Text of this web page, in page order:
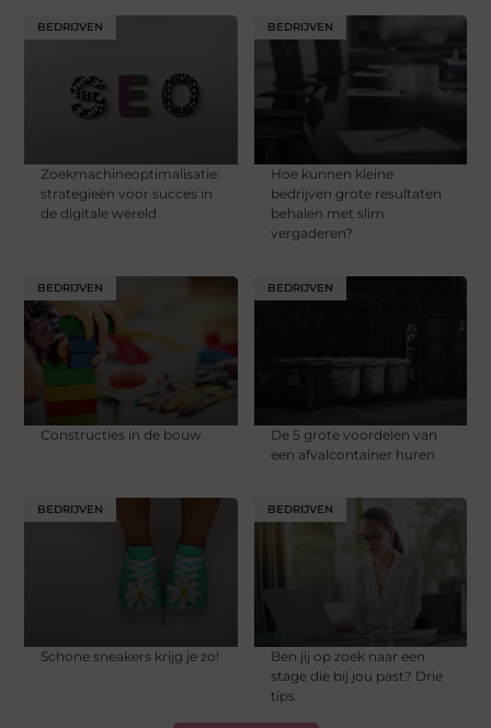
BEDRIJVEN
Zoekmachineoptimalisatie:
strategieën voor succes in
de digitale wereld
BEDRIJVEN
Hoe kunnen kleine
bedrijven grote resultaten
behalen met slim
vergaderen?
BEDRIJVEN
Constructies in de bouw
BEDRIJVEN
De 5 grote voordelen van
een afvalcontainer huren
BEDRIJVEN
Schone sneakers krijg je zo!
BEDRIJVEN
Ben jij op zoek naar een
stage die bij jou past? Drie
tips